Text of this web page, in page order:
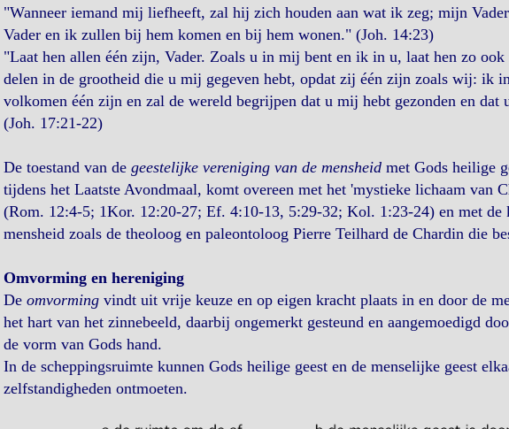
"Wanneer iemand mij liefheeft, zal hij zich houden aan wat ik zeg; mijn
Vader en ik zullen bij hem komen en bij hem wonen." (Joh. 14:23)
"Laat hen allen één zijn, Vader. Zoals u in mij bent en ik in u, laat hen zo
delen in de grootheid die u mij gegeven hebt, opdat zij één zijn zoals wij: ik
volkomen één zijn en zal de wereld begrijpen dat u mij hebt gezonden en
(Joh. 17:21-22)
De toestand van de geestelijke vereniging van de mensheidmet Gods heilige
tijdens het Laatste Avondmaal, komt overeen met het 'mystieke lichaam van
(Rom. 12:4-5; 1Kor. 12:20-27; Ef. 4:10-13, 5:29-32; Kol. 1:23-24) en met de
mensheid zoals de theoloog en paleontoloog Pierre Teilhard de Chardin die
Omvorming en hereniging
De omvormingvindt uit vrije keuze en op eigen kracht plaats in en door de
het hart van het zinnebeeld, daarbij ongemerkt gesteund en aangemoedigd
de vorm van Gods hand.
In de scheppingsruimte kunnen Gods heilige geest en de menselijke geest
zelfstandigheden ontmoeten.